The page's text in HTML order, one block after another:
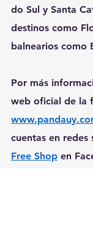
do Sul y Santa
destinos como
balnearios como
Por más
web oficial de la
cuentas en redes
Free Shop en